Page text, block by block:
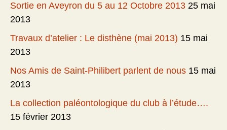
Sortie en Aveyron du 5 au 12 Octobre 2013 25 mai
2013
Travaux d’atelier : Le disthène (mai 2013) 15 mai
2013
Nos Amis de Saint-Philibert parlent de nous 15 mai
2013
La collection paléontologique du club à l’étude….
15 février 2013